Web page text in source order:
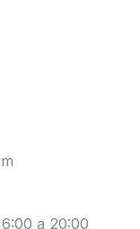
a 20:00